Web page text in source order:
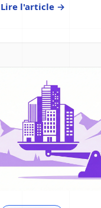
Lire l'article →